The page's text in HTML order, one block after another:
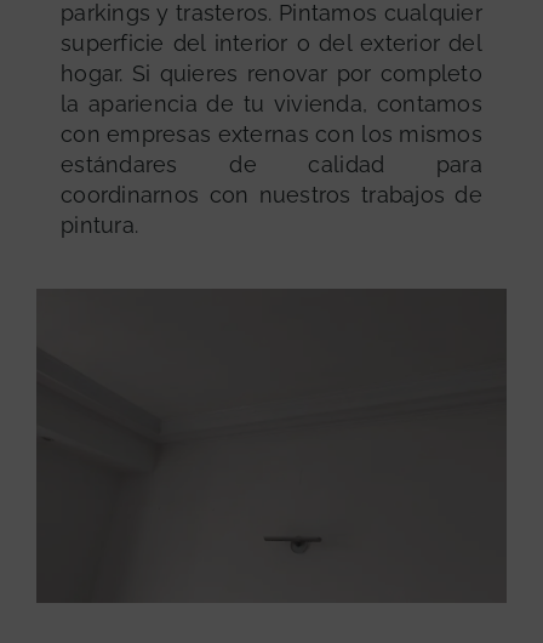
parkings y trasteros. Pintamos cualquier
superficie del interior o del exterior del
hogar. Si quieres renovar por completo
la apariencia de tu vivienda, contamos
con empresas externas con los mismos
estándares de calidad para
coordinarnos con nuestros trabajos de
pintura.